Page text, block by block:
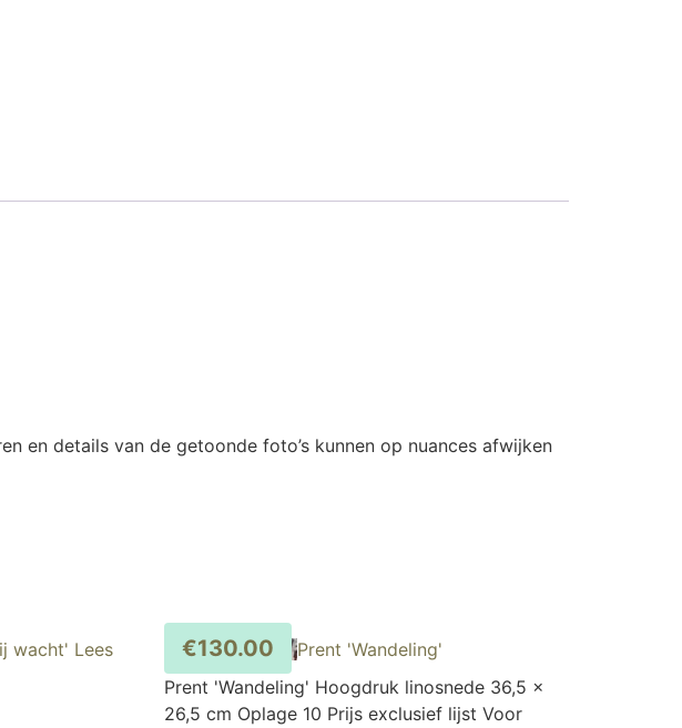
en details van de getoonde foto’s kunnen op nuances afwijken
wacht' Lees
€130.00
Prent 'Wandeling'
Prent 'Wandeling' Hoogdruk linosnede 36,5 x
26,5 cm Oplage 10 Prijs exclusief lijst Voor